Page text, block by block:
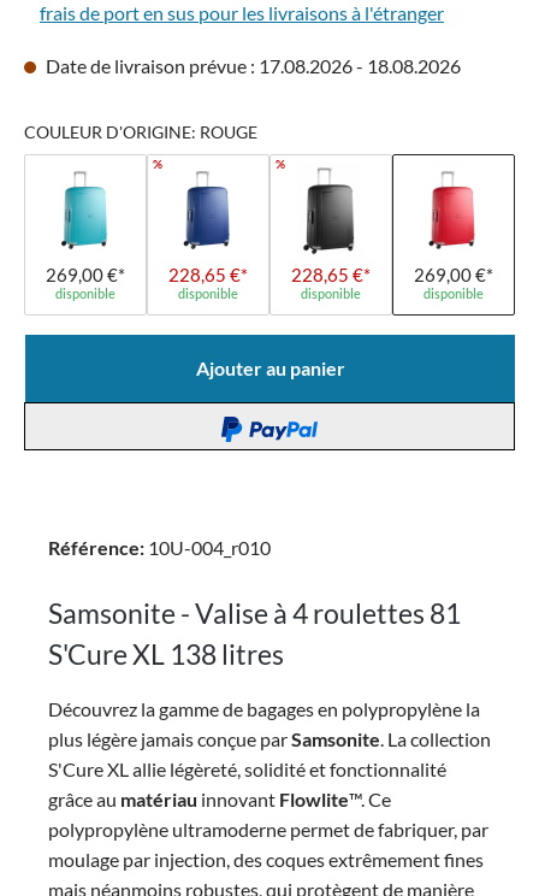
frais de port en sus pour les livraisons à l'étranger
Date de livraison prévue : 17.08.2026 - 18.08.2026
COULEUR D'ORIGINE: ROUGE
269,00 €*
disponible
%
228,65 €*
disponible
%
228,65 €*
disponible
269,00 €*
disponible
Ajouter au panier
Référence: 10U-004_r010
Samsonite - Valise à 4 roulettes 81
S'Cure XL 138 litres
Découvrez la gamme de bagages en polypropylène la
plus légère jamais conçue parSamsonite. La collection
S'Cure XL allie légèreté, solidité et fonctionnalité
grâce au matériau innovant Flowlite™. Ce
polypropylène ultramoderne permet de fabriquer, par
moulage par injection, des coques extrêmement fines
mais néanmoins robustes, qui protègent de manière